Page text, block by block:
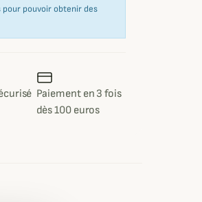
pouvoir obtenir des
Paiement en 3 fois
dès 100 euros